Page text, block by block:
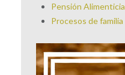
Pensión Alimenticia
Procesos de familia